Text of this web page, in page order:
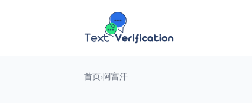
首页 阿富汗